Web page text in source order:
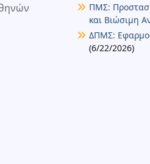
ΠΜΣ:
και Βιώσιμη
ΔΠΜΣ:
(6/22/2026)